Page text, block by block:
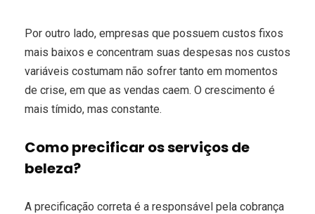
Por outro lado, empresas que possuem custos fixos
mais baixos e concentram suas despesas nos custos
variáveis costumam não sofrer tanto em momentos
de crise, em que as vendas caem. O crescimento é
mais tímido, mas constante.
Como precificar os serviços de
beleza?
A precificação correta é a responsável pela cobrança